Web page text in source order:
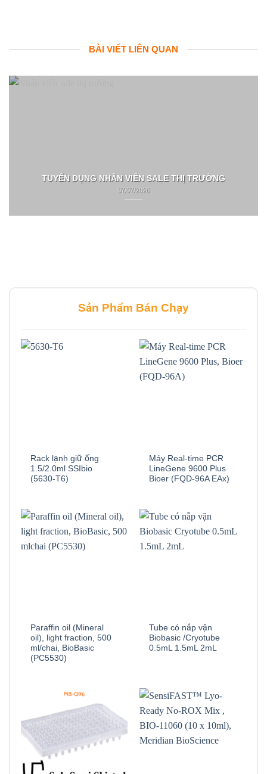
BÀI VIẾT LIÊN QUAN
TUYỂN DỤNG NHÂN VIÊN SALE THỊ TRƯỜNG
07/07/2026
Sản Phẩm Bán Chạy
Rack lạnh giữ ống
1.5/2.0ml SSIbio
(5630-T6)
Máy Real-time PCR
LineGene 9600 Plus
Bioer (FQD-96A EAx)
Paraffin oil (Mineral
oil), light fraction, 500
ml/chai, BioBasic
(PC5530)
Tube có nắp vặn
Biobasic /Cryotube
0.5mL 1.5mL 2mL